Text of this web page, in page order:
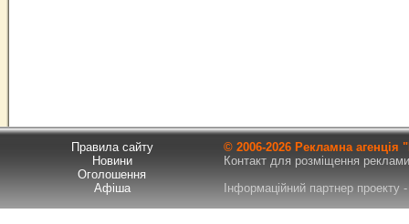
Правила сайту
Новини
Оголошення
Афіша
© 2006-2026 Рекламна
Контакт для розміщення
Інформаційний партнер проекту